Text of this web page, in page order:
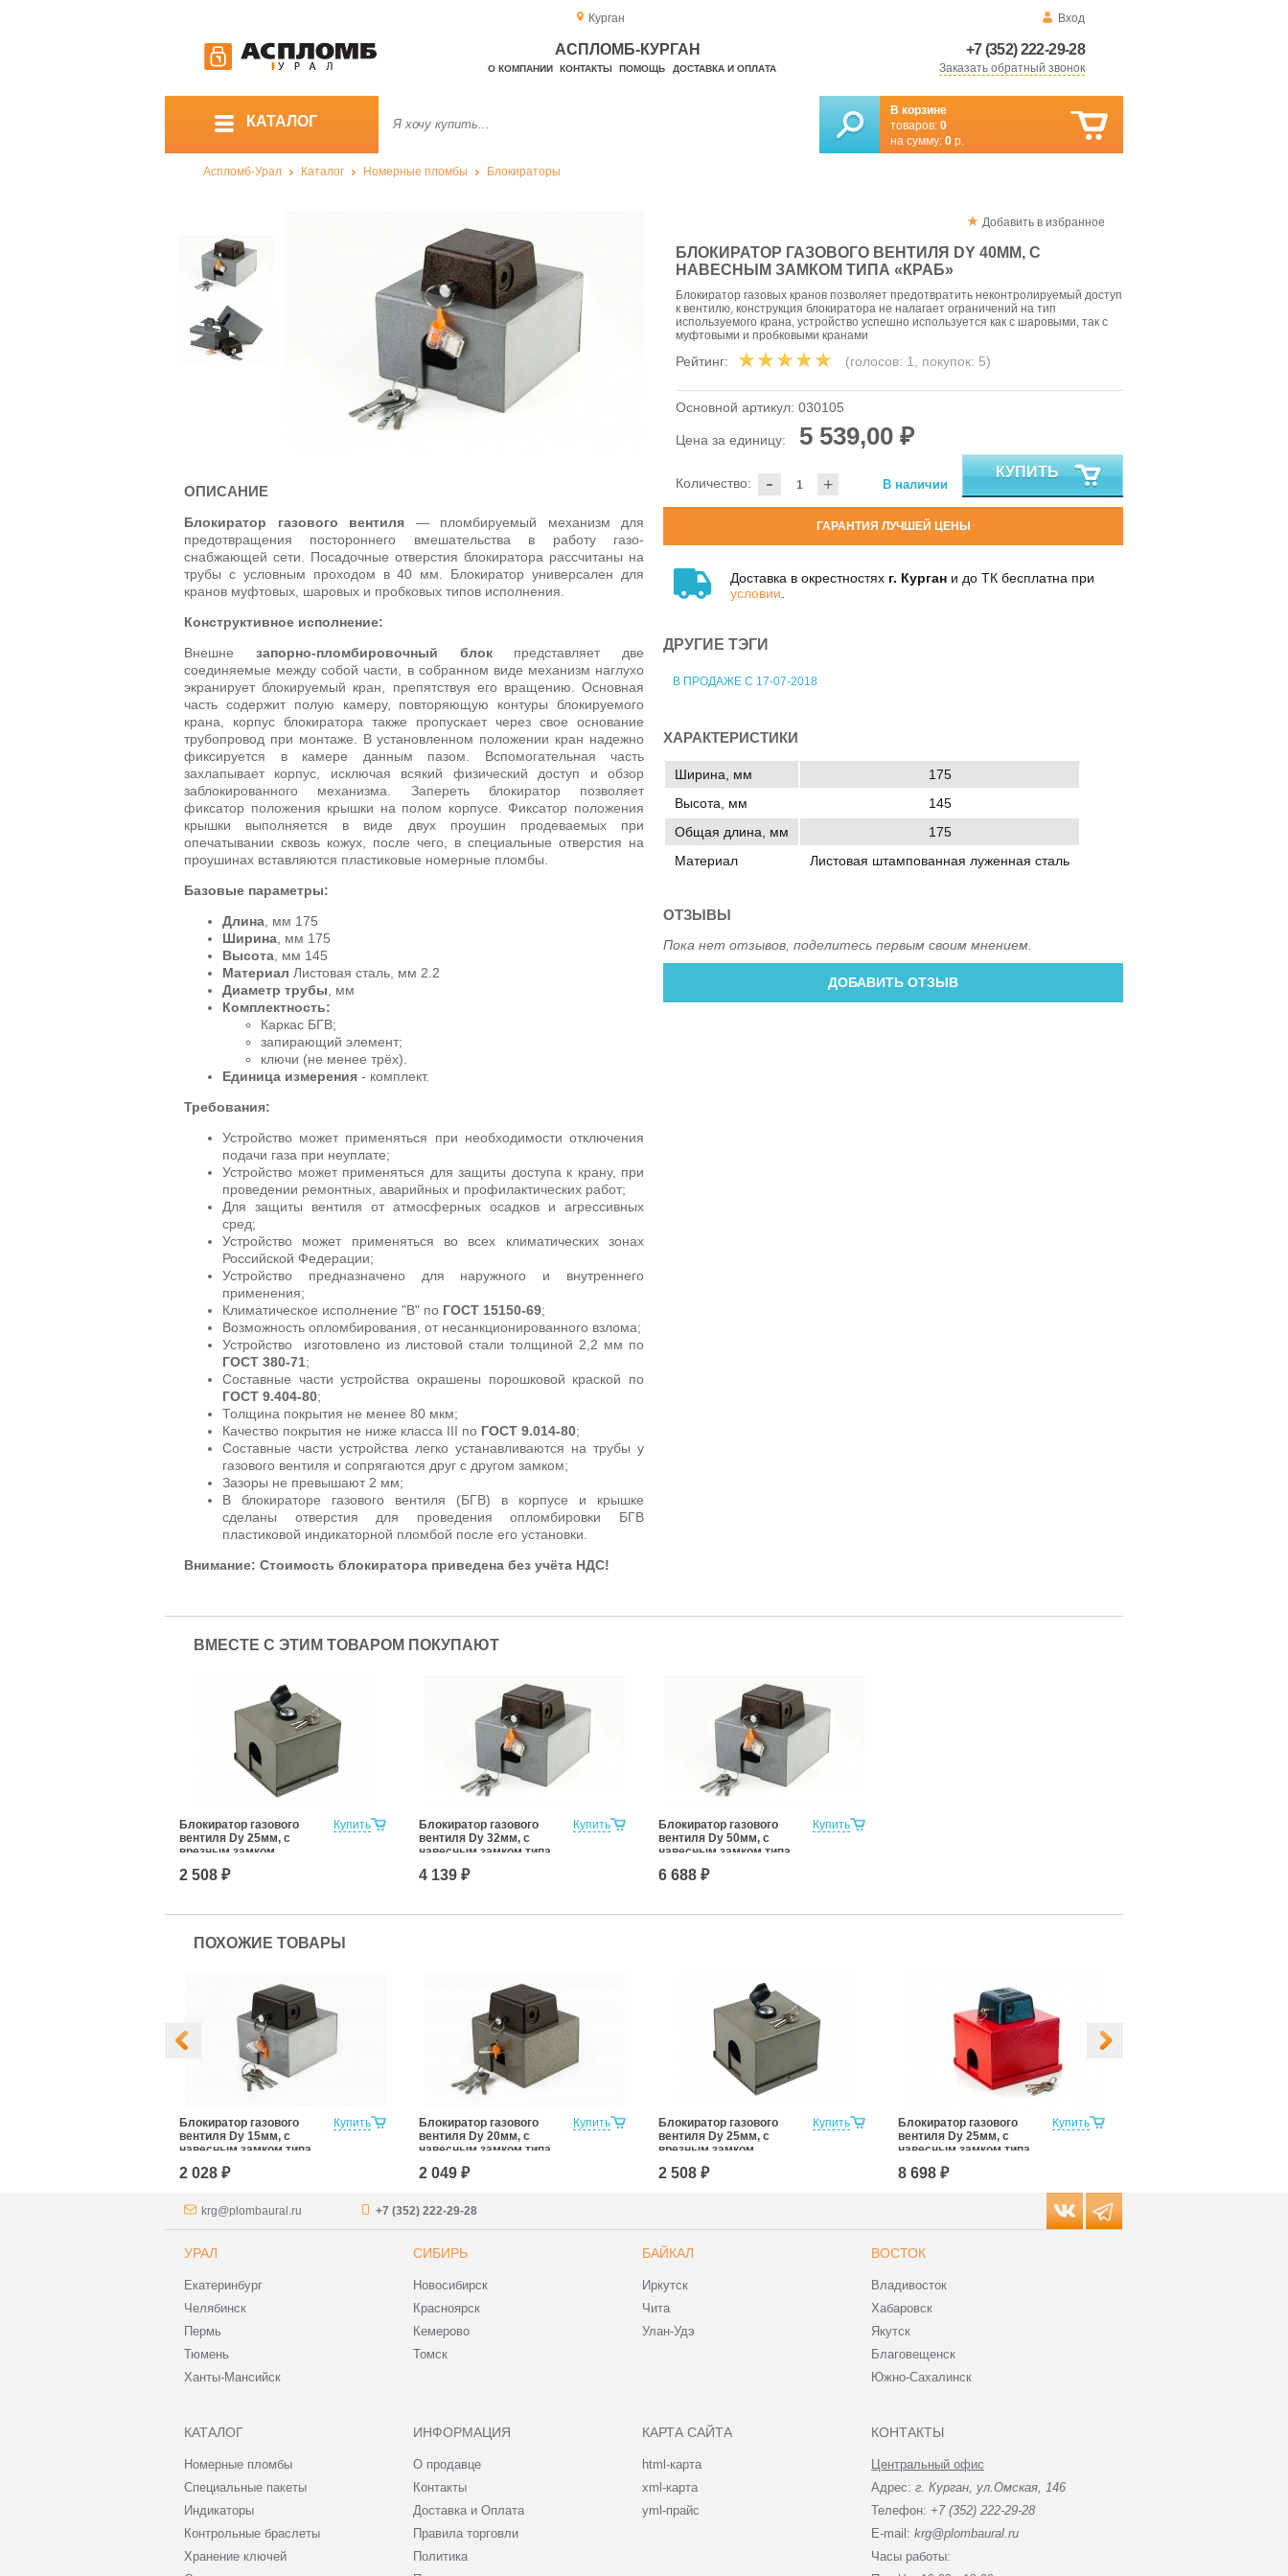
Курган Вход
+7 (352) 222-29-28
Заказать обратный звонок
АСПЛОМБ-КУРГАН
О КОМПАНИИ КОНТАКТЫ ПОМОЩЬ ДОСТАВКА И ОПЛАТА
КАТАЛОГ
В корзине
товаров: 0
на сумму: 0 р.
Аспломб-Урал Каталог Номерные пломбы Блокираторы
Добавить в избранное
БЛОКИРАТОР ГАЗОВОГО ВЕНТИЛЯ DY 40ММ, С
НАВЕСНЫМ ЗАМКОМ ТИПА «КРАБ»
Блокиратор газовых кранов позволяет предотвратить неконтролируемый доступ
к вентилю, конструкция блокиратора не налагает ограничений на тип
используемого крана, устройство успешно используется как с шаровыми, так с
муфтовыми и пробковыми кранами
Рейтинг: (голосов: 1, покупок: 5)
Основной артикул: 030105
Цена за единицу: 5 539,00 ₽
- +
Количество: В наличии
КУПИТЬ
ГАРАНТИЯ ЛУЧШЕЙ ЦЕНЫ
Доставка в окрестностях г. Курган и до ТК бесплатна при
условии
ДРУГИЕ ТЭГИ
В ПРОДАЖЕ С 17-07-2018
ОПИСАНИЕ
Блокиратор газового вентиля — пломбируемый механизм для
предотвращения постороннего вмешательства в работу газо-
снабжающей сети. Посадочные отверстия блокиратора рассчитаны на
трубы с условным проходом в 40 мм. Блокиратор универсален для
кранов муфтовых, шаровых и пробковых типов исполнения.
Конструктивное исполнение:
Внешне запорно-пломбировочный блокпредставляет две
соединяемые между собой части, в собранном виде механизм наглухо
экранирует блокируемый кран, препятствуя его вращению. Основная
часть содержит полую камеру, повторяющую контуры блокируемого
крана, корпус блокиратора также пропускает через свое основание
трубопровод при монтаже. В установленном положении кран надежно
фиксируется в камере данным пазом. Вспомогательная часть
захлапывает корпус, исключая всякий физический доступ и обзор
заблокированного механизма. Запереть блокиратор позволяет
фиксатор положения крышки на полом корпусе. Фиксатор положения
крышки выполняется в виде двух проушин продеваемых при
опечатывании сквозь кожух, после чего, в специальные отверстия на
проушинах вставляются пластиковые номерные пломбы.
Базовые параметры:
Длина , мм 175
Ширина , мм 175
Высота , мм 145
Материал Листовая сталь, мм 2.2
Диаметр трубы , мм
Комплектность:
Каркас БГВ;
запирающий элемент;
ключи (не менее трёх).
Единица измерения - комплект.
Требования:
Устройство может применяться при необходимости отключения
подачи газа при неуплате;
Устройство может применяться для защиты доступа к крану, при
проведении ремонтных, аварийных и профилактических работ;
Для защиты вентиля от атмосферных осадков и агрессивных
сред;
Устройство может применяться во всех климатических зонах
Российской Федерации;
Устройство предназначено для наружного и внутреннего
применения;
Климатическое исполнение "В" по ГОСТ 15150-69;
Возможность опломбирования, от несанкционированного взлома;
Устройство изготовлено из листовой стали толщиной 2,2 мм по
ГОСТ 380-71;
Составные части устройства окрашены порошковой краской по
ГОСТ 9.404-80;
Толщина покрытия не менее 80 мкм;
Качество покрытия не ниже класса III по ГОСТ 9.014-80;
Составные части устройства легко устанавливаются на трубы у
газового вентиля и сопрягаются друг с другом замком;
Зазоры не превышают 2 мм;
В блокираторе газового вентиля (БГВ) в корпусе и крышке
сделаны отверстия для проведения опломбировки БГВ
пластиковой индикаторной пломбой после его установки.
Внимание: Стоимость блокиратора приведена без учёта НДС!
ХАРАКТЕРИСТИКИ
Ширина, мм
175
Высота, мм
145
Общая длина, мм
175
Материал
Листовая штампованная луженная сталь
ОТЗЫВЫ
Пока нет отзывов, поделитесь первым своим мнением.
ДОБАВИТЬ ОТЗЫВ
ВМЕСТЕ С ЭТИМ ТОВАРОМ ПОКУПАЮТ
Купить
Блокиратор газового
вентиля Dy 25мм, с
врезным замком
2 508 ₽
Купить
Блокиратор газового
вентиля Dy 32мм, с
навесным замком типа
4 139 ₽
Купить
Блокиратор газового
вентиля Dy 50мм, с
навесным замком типа
6 688 ₽
ПОХОЖИЕ ТОВАРЫ
Купить
Блокиратор газового
вентиля Dy 15мм, с
навесным замком типа
2 028 ₽
Купить
Блокиратор газового
вентиля Dy 20мм, с
навесным замком типа
2 049 ₽
Купить
Блокиратор газового
вентиля Dy 25мм, с
врезным замком
2 508 ₽
Купить
Блокиратор газового
вентиля Dy 25мм, с
навесным замком типа
8 698 ₽
krg@plombaural.ru +7 (352) 222-29-28
УРАЛ
Екатеринбург
Челябинск
Пермь
Тюмень
Ханты-Мансийск
СИБИРЬ
Новосибирск
Красноярск
Кемерово
Томск
БАЙКАЛ
Иркутск
Чита
Улан-Удэ
ВОСТОК
Владивосток
Хабаровск
Якутск
Благовещенск
Южно-Сахалинск
КАТАЛОГ
Номерные пломбы
Специальные пакеты
Индикаторы
Контрольные браслеты
Хранение ключей
ИНФОРМАЦИЯ
О продавце
Контакты
Доставка и Оплата
Правила торговли
Политика
КАРТА САЙТА
html-карта
xml-карта
yml-прайс
КОНТАКТЫ
Центральный офис
Адрес: г. Курган, ул.Омская, 146
Телефон: +7 (352) 222-29-28
E-mail: krg@plombaural.ru
Часы работы: